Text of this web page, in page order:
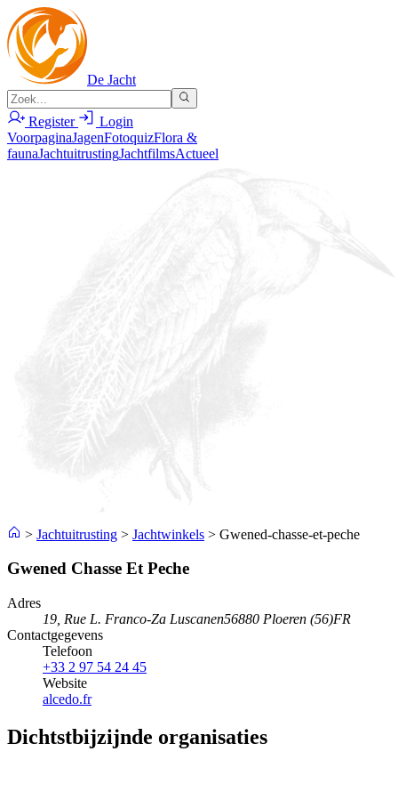
De Jacht
Register
Login
VoorpaginaJagenFotoquizFlora &
faunaJachtuitrustingJachtfilmsActueel
> Jachtuitrusting > Jachtwinkels > Gwened-chasse-et-peche
Gwened Chasse Et Peche
Adres
19, Rue L. Franco-Za Luscanen56880 Ploeren (56)FR
Contactgegevens
Telefoon
+33 2 97 54 24 45
Website
alcedo.fr
Dichtstbijzijnde organisaties